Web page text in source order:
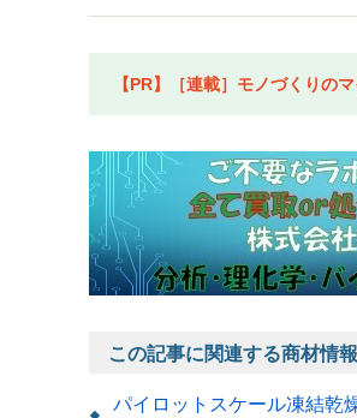
【PR】［連載］モノづくりの
この記事に関連する商材情報
パイロットスケール凍結乾